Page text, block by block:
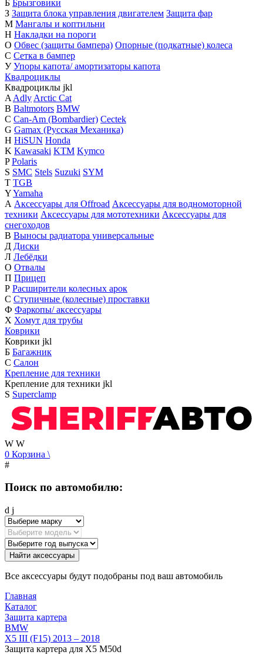
Б Брызговики
З Защита блока управления двигателем Защита фар
М Мангалы и коптильни
Н Накладки на пороги
О Обвес (защиты бампера) Опорные (подкатные) колеса
С Сетка в бампер
У Упоры капота/ амортизаторы капота
Квадроциклы
Квадроциклы jkl
A Adly Arctic Cat
B Baltmotors BMW
C Can-Am (Bombardier) Cectek
G Gamax (Русская Механика)
H HiSUN Honda
K Kawasaki KTM Kymco
P Polaris
S SMC Stels Suzuki SYM
T TGB
YYamaha
А Аксессуары для Offroad Аксессуары для водномоторной
техники Аксессуары для мототехники Аксессуары для
снегоходов
В Выносы радиатора универсальные
Д Диски
Л Лебёдки
О Отвалы
П Прицеп
Р Расширители колесных арок
С Ступичные (колесные) проставки
Ф Фаркопы/ аксессуары
Х Хомут для трубы
Коврики
Коврики jkl
Б Багажник
С Салон
Крепление для техники
Крепление для техники jkl
S Superclamp
W W
0 Корзина \
#
Поиск по автомобилю:
d j
Найти аксессуары
Все аксессуары будут подобраны под ваш автомобиль
Главная
Каталог
Защита картера
BMW
X5 III (F15) 2013 – 2018
Защита картера для X5 M50d